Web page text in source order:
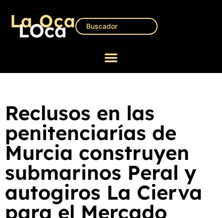
Reclusos en las
penitenciarías de
Murcia construyen
submarinos Peral y
autogiros La Cierva
para el Mercado